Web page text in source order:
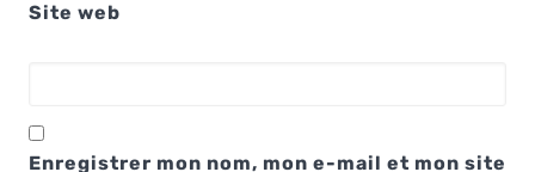
Site web
Enregistrer mon nom, mon e-mail et mon site